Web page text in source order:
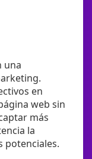
una
en
web sin
más
la
potenciales.